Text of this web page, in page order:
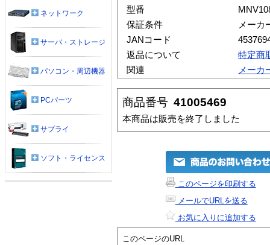
型番
保証条件
メーカ
JANコード
返品について
特定商
関連
メーカ
商品番号 41005469
本商品は販売を終了しました
このページを印刷する
メールでURLを送る
お気に入りに追加する
このページのURL
ネットワーク
サーバ・ストレージ
パソコン・周辺機器
PCパーツ
サプライ
ソフト・ライセンス